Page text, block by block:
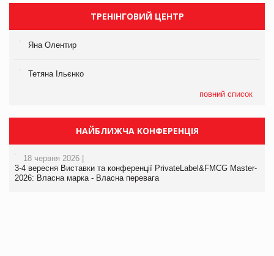
ТРЕНІНГОВИЙ ЦЕНТР
Яна Олентир
Тетяна Ільєнко
повний список
НАЙБЛИЖЧА КОНФЕРЕНЦІЯ
18 червня 2026 |
3-4 вересня Виставки та конференції PrivateLabel&FMCG Master-
2026: Власна марка - Власна перевага